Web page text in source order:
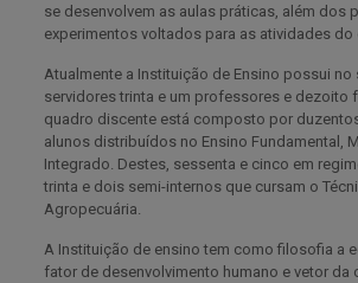
se desenvolvem as aulas práticas, além dos
experimentos voltados para as atividades do
Atualmente a Instituição de Ensino possui no
servidores trinta e um professores e dezoito
quadro discente está composto por
alunos distribuídos no Ensino Fundamental,
Integrado. Destes, sessenta e cinco em
trinta e dois semi-internos que cursam o
Agropecuária.
A Instituição de ensino tem como filosofia a
fator de desenvolvimento humano e vetor da